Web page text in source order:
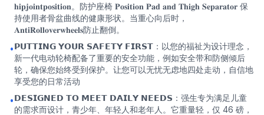
𝐡𝐢𝐩𝐣𝐨𝐢𝐧𝐭𝐩𝐨𝐬𝐢𝐭𝐢𝐨𝐧。防护座椅 𝐏𝐨𝐬𝐢𝐭𝐢𝐨𝐧 𝐏𝐚𝐝 𝐚𝐧𝐝 𝐓𝐡𝐢𝐠𝐡 𝐒𝐞𝐩𝐚𝐫𝐚𝐭𝐨𝐫 保
持使用者骨盆曲线的健康形状。当重心向后时，
𝐀𝐧𝐭𝐢𝐑𝐨𝐥𝐥𝐨𝐯𝐞𝐫𝐰𝐡𝐞𝐞𝐥𝐬防止翻倒。
•𝗣𝗨𝗧𝗧𝗜𝗡𝗚 𝗬𝗢𝗨𝗥 𝗦𝗔𝗙𝗘𝗧𝗬 𝗙𝗜𝗥𝗦𝗧：以您的福祉为设计理念，
新一代电动轮椅配备了重要的安全功能，例如安全带和防侧倾后
轮，确保您始终受到保护。让您可以无忧无虑地四处走动，自信地
享受您的日常活动
•𝗗𝗘𝗦𝗜𝗚𝗡𝗘𝗗 𝗧𝗢 𝗠𝗘𝗘𝗧 𝗗𝗔𝗜𝗟𝗬 𝗡𝗘𝗘𝗗𝗦：强生专为满足儿童
的需求而设计，青少年、年轻人和老年人。它重量轻，仅 46 磅，